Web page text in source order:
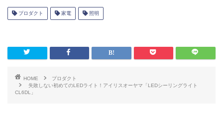
プロダクト 家電 照明
HOME
プロダクト
失敗しない初めてのLEDライト！アイリスオーヤマ「LEDシーリングライト
CL6DL」